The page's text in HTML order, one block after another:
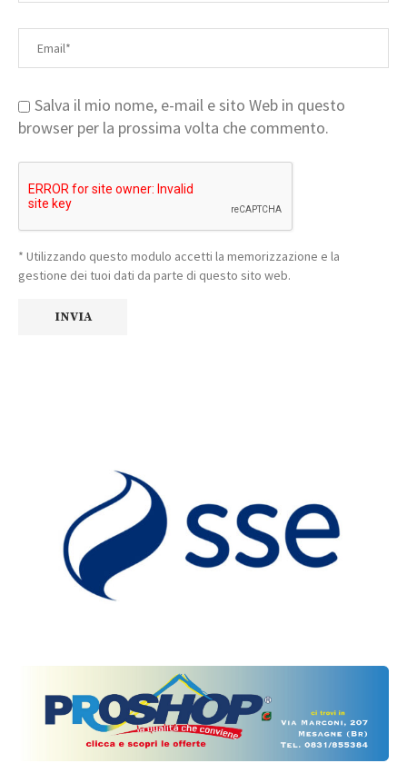
Salva il mio nome, e-mail e sito Web in questo
browser per la prossima volta che commento.
* Utilizzando questo modulo accetti la memorizzazione e la
gestione dei tuoi dati da parte di questo sito web.